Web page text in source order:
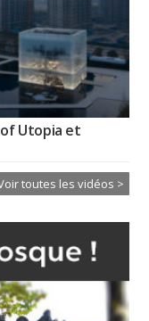
of Utopia et
toutes les vidéos >